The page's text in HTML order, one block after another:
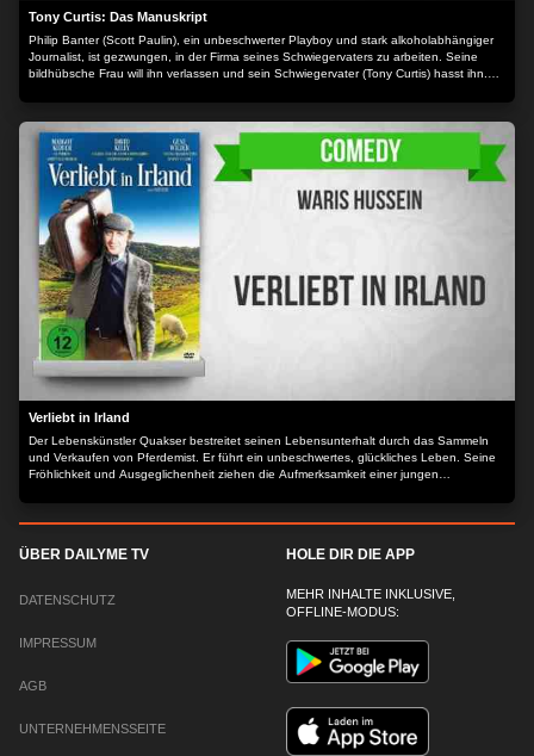
Tony Curtis: Das Manuskript
Philip Banter (Scott Paulin), ein unbeschwerter Playboy und stark alkoholabhängiger
Journalist, ist gezwungen, in der Firma seines Schwiegervaters zu arbeiten. Seine
bildhübsche Frau will ihn verlassen und sein Schwiegervater (Tony Curtis) hasst ihn.
außer Kontrolle. Als er eines morgens, nach durchzechter Nacht, ins Büro schwankt,
findet er auf seinem Schreibtisch ein Manuskript, das er scheinbar selbst geschrieben
hat. Er ist völlig verwirrt, denn es tritt genau das ein, was im Manuskript beschrieben
wird. Als immer neue Manuskripte auftauchen, wird ihm klar, dass irgendjemand
versucht, ihn in den Wahnsinn zu treiben. Doch wer steckt dahinter?
Verliebt in Irland
Der Lebenskünstler Quakser bestreitet seinen Lebensunterhalt durch das Sammeln
und Verkaufen von Pferdemist. Er führt ein unbeschwertes, glückliches Leben. Seine
Fröhlichkeit und Ausgeglichenheit ziehen die Aufmerksamkeit einer jungen
verkompliziert jedoch alles. Die Beziehung droht schließlich an den
grundverschiedenen sozialen Hintergründen und Persönlichkeiten, beider zu
ÜBER DAILYME TV
DATENSCHUTZ
IMPRESSUM
AGB
UNTERNEHMENSSEITE
HOLE DIR DIE APP
MEHR INHALTE INKLUSIVE,
OFFLINE-MODUS: